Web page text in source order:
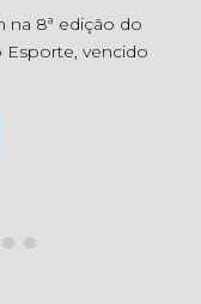
do
vencido pela